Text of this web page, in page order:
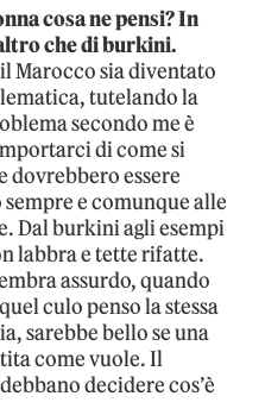
cosa ne pensi? In
che di burkini.
Marocco sia diventato
tutelando la
secondo me è
di come si
dovrebbero essere
e comunque alle
Dal burkini agli esempi
labbra e tette rifatte.
assurdo, quando
culo penso la stessa
sarebbe bello se una
come vuole. Il
decidere cos’è